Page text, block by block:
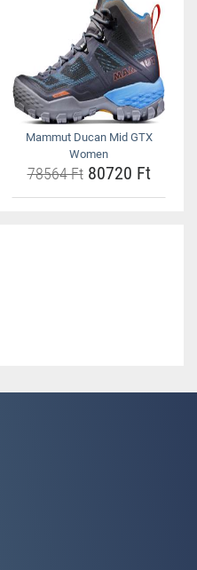
Mammut Ducan Mid GTX
Women
78564 Ft80720 Ft